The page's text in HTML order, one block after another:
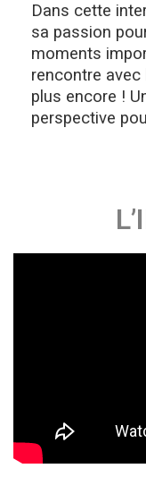
Dans cette
sa passion
moments
rencontre avec
plus encore !
perspective